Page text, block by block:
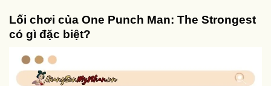
Lối chơi của One Punch Man: The Strongest
có gì đặc biệt?